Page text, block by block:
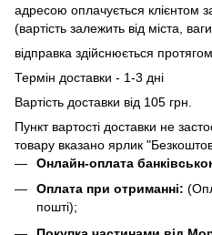
адресою оплачується клієнтом
(вартість залежить від міста,
відправка здійснюється
Термін доставки - 1-3 дні
Вартість доставки від 105 грн.
Пункт вартості доставки не
товару вказано ярлик
Онлайн-оплата
Оплата при отриманні:
пошті);